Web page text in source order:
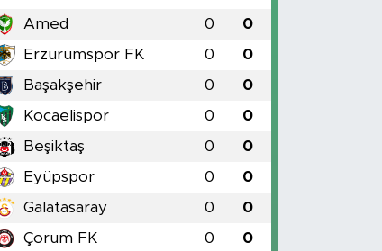
Amed 0 0
Erzurumspor FK 0 0
Başakşehir 0 0
Kocaelispor 0 0
Beşiktaş 0 0
Eyüpspor 0 0
Galatasaray 0 0
Çorum FK 0 0